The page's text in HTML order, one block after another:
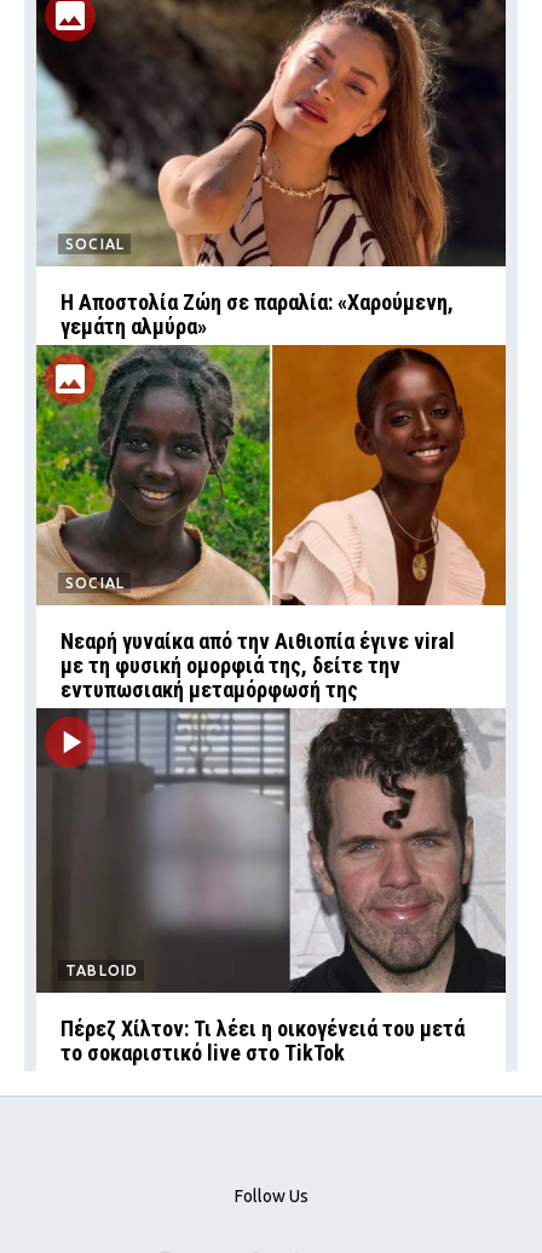
SOCIAL
Η Αποστολία Ζώη σε παραλία: «Χαρούμενη,
γεμάτη αλμύρα»
SOCIAL
Νεαρή γυναίκα από την Αιθιοπία έγινε viral
με τη φυσική ομορφιά της, δείτε την
εντυπωσιακή μεταμόρφωσή της
TABLOID
Πέρεζ Χίλτον: Τι λέει η οικογένειά του μετά
το σοκαριστικό live στο TikTok
Follow Us